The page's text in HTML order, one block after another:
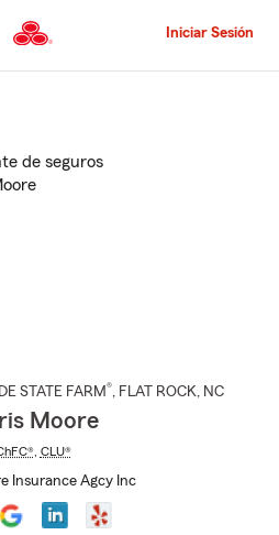
al
principal
Iniciar Sesión
STATE FARM®, FLAT ROCK, NC
Moore
, CLU®
Insurance Agcy Inc